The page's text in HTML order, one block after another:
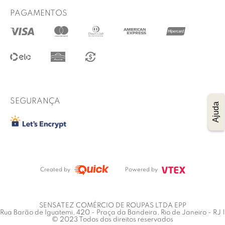
Ajuda
Prazo de entrega
Regulamento das promoções
Trocas e Devoluções
PAGAMENTOS
SEGURANÇA
Created by Powered by
SENSATEZ COMÉRCIO DE ROUPAS LTDA EPP
Rua Barão de Iguatemi, 420 - Praça da Bandeira, Rio de Janeiro - RJ |
© 2023 Todos dos direitos reservados